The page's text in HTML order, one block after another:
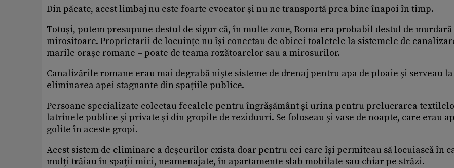
Din păcate, acest limbaj nu este foarte evocator și nu ne transportă prea bine înapoi în timp.
Totuși, putem presupune destul de sigur că, în multe zone, Roma era probabil destul de
mirositoare. Proprietarii de locuințe nu își conectau de obicei toaletele la sistemele de
marile orașe romane – poate de teama rozătoarelor sau a mirosurilor.
Canalizările romane erau mai degrabă niște sisteme de drenaj pentru apa de ploaie și serveau la
eliminarea apei stagnante din spațiile publice.
Persoane specializate colectau fecalele pentru îngrășământ și urina pentru prelucrarea
latrinele publice și private și din gropile de reziduuri. Se foloseau și vase de noapte, care erau
golite în aceste gropi.
Acest sistem de eliminare a deșeurilor exista doar pentru cei care își permiteau să locuiască în
mulți trăiau în spații mici, neamenajate, în apartamente slab mobilate sau chiar pe străzi.